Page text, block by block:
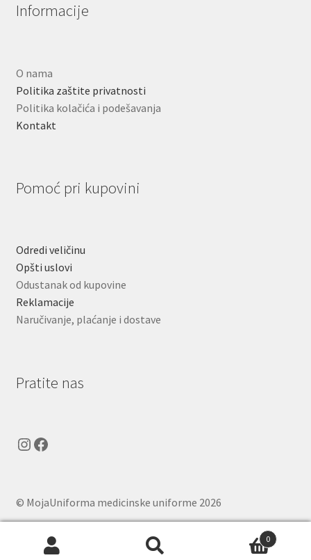
Informacije
O nama
Politika zaštite privatnosti
Politika kolačića i podešavanja
Kontakt
Pomoć pri kupovini
Odredi veličinu
Opšti uslovi
Odustanak od kupovine
Reklamacije
Naručivanje, plaćanje i dostave
Pratite nas
Instagram
Facebook
© MojaUniforma medicinske uniforme 2026
.
Pretraga
0